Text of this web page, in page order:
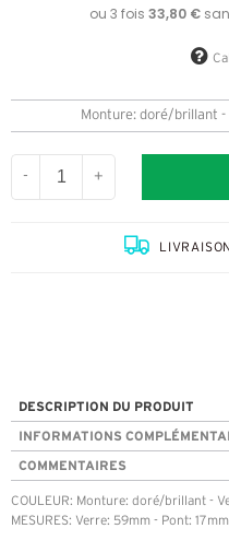
Monture: doré/brillant
- +
DESCRIPTION DU PRODUIT
INFORMATIONS
COMMENTAIRES
COULEUR: Monture: doré/brillant -
MESURES: Verre: 59mm - Pont: